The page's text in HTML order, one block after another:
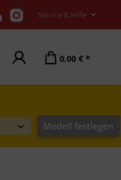
Service & Hilfe
0,00 € *
Modell festlegen